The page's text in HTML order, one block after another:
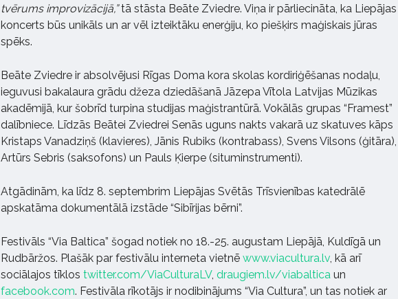
tvērums improvizācijā,”tā stāsta Beāte Zviedre. Viņa ir pārliecināta, ka Liepājas
koncerts būs unikāls un ar vēl izteiktāku enerģiju, ko piešķirs maģiskais jūras
spēks.
Beāte Zviedre ir absolvējusi Rīgas Doma kora skolas kordiriģēšanas nodaļu,
ieguvusi bakalaura grādu džeza dziedāšanā Jāzepa Vītola Latvijas Mūzikas
akadēmijā, kur šobrīd turpina studijas maģistrantūrā. Vokālās grupas “Framest”
dalībniece. Līdzās Beātei Zviedrei Senās uguns nakts vakarā uz skatuves kāps
Kristaps Vanadziņš (klavieres), Jānis Rubiks (kontrabass), Svens Vilsons (ģitāra),
Artūrs Sebris (saksofons) un Pauls Ķierpe (situminstrumenti).
Atgādinām, ka līdz 8. septembrim Liepājas Svētās Trīsvienības katedrālē
apskatāma dokumentālā izstāde “Sibīrijas bērni”.
Festivāls “Via Baltica” šogad notiek no 18.-25. augustam Liepājā, Kuldīgā un
Rudbāržos. Plašāk par festivālu interneta vietnē www.viacultura.lv, kā arī
sociālajos tīklos twitter.com/ViaCulturaLV, draugiem.lv/viabaltica un
facebook.com. Festivāla rīkotājs ir nodibinājums “Via Cultura”, un tas notiek ar